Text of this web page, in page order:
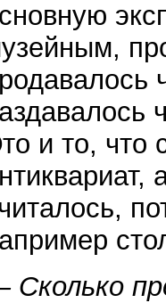
и то, что
Сколько